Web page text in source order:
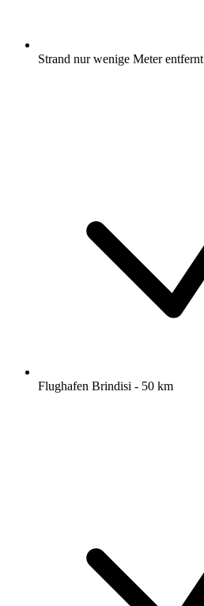
Strand nur wenige Meter entfernt
Flughafen Brindisi - 50 km